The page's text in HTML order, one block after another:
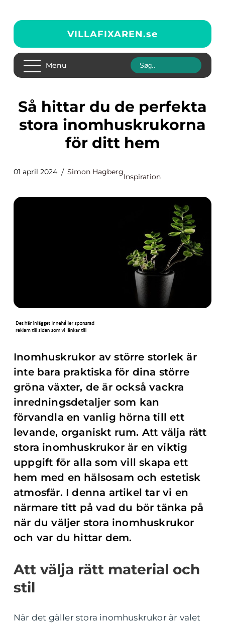
VILLAFIXAREN.se
Menu
Så hittar du de perfekta
stora inomhuskrukorna
för ditt hem
01 april 2024 Simon Hagberg
Inspiration
Inomhuskrukor av större storlek är
inte bara praktiska för dina större
gröna växter, de är också vackra
inredningsdetaljer som kan
förvandla en vanlig hörna till ett
levande, organiskt rum. Att välja rätt
stora inomhuskrukor är en viktig
uppgift för alla som vill skapa ett
hem med en hälsosam och estetisk
atmosfär. I denna artikel tar vi en
närmare titt på vad du bör tänka på
när du väljer stora inomhuskrukor
och var du hittar dem.
Att välja rätt material och
stil
När det gäller stora inomhuskrukor är valet